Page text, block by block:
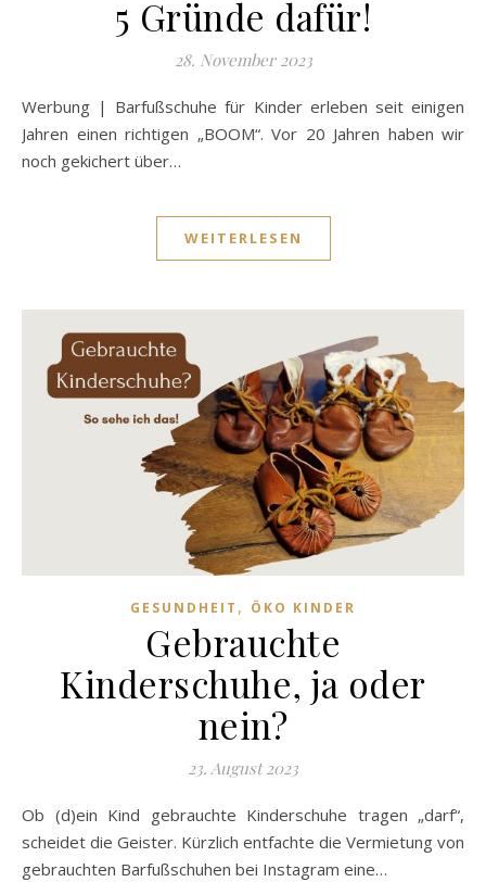
5 Gründe dafür!
28. November 2023
Werbung | Barfußschuhe für Kinder erleben seit einigen
Jahren einen richtigen „BOOM“. Vor 20 Jahren haben wir
noch gekichert über…
WEITERLESEN
GESUNDHEIT , ÖKO KINDER
Gebrauchte
Kinderschuhe, ja oder
nein?
23. August 2023
Ob (d)ein Kind gebrauchte Kinderschuhe tragen „darf“,
scheidet die Geister. Kürzlich entfachte die Vermietung von
gebrauchten Barfußschuhen bei Instagram eine…